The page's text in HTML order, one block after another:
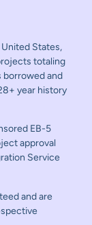
States,
totaling
borrowed and
year history
EB-5
approval
Service
and are